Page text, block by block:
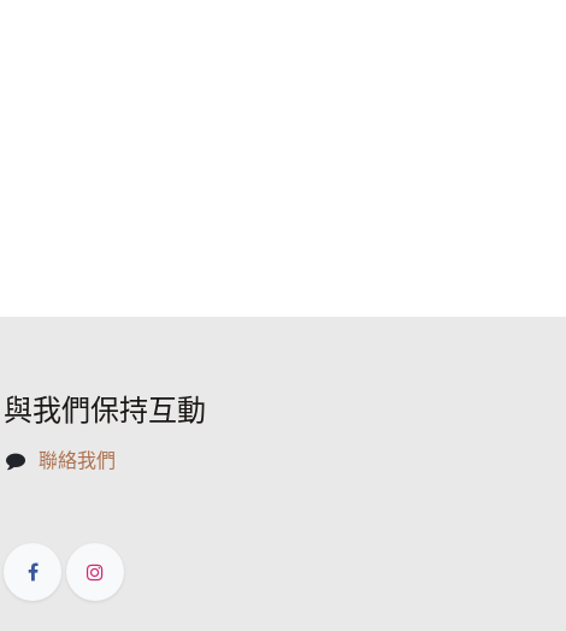
與我們保持互動
聯絡我們